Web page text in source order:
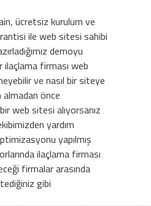
ücretsiz kurulum ve
ile web sitesi sahibi
demoyu
ilaçlama firması web
ve nasıl bir siteye
almadan önce
web sitesi alıyorsanız
yardım
yapılmış
ilaçlama firması
firmalar arasında
gibi